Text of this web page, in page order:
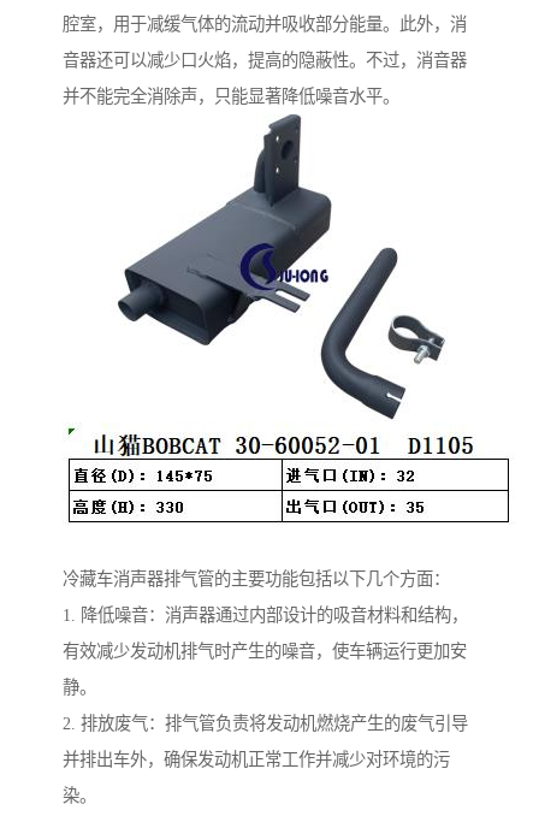
腔室，用于减缓气体的流动并吸收部分能量。此外，消
音器还可以减少口火焰，提高的隐蔽性。不过，消音器
并不能完全消除声，只能显著降低噪音水平。
冷藏车消声器排气管的主要功能包括以下几个方面：
1. 降低噪音：消声器通过内部设计的吸音材料和结构，
有效减少发动机排气时产生的噪音，使车辆运行更加安
静。
2. 排放废气：排气管负责将发动机燃烧产生的废气引导
并排出车外，确保发动机正常工作并减少对环境的污
染。